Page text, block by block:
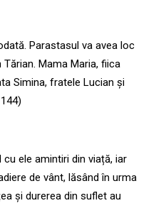
Parastasul va avea loc
Mama Maria, fiica
Simina, fratele Lucian și
ele amintiri din viață, iar
de vânt, lăsând în urma
și durerea din suflet au